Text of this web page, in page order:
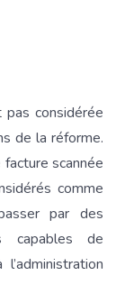
pas considérée
de la réforme.
scannée
comme
par des
capables de